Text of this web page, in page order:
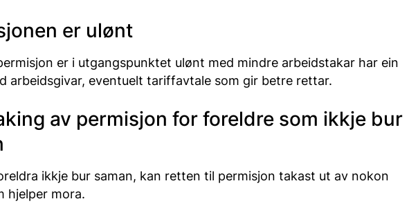
er ulønt
er i utgangspunktet ulønt med mindre arbeidstakar har ein
arbeidsgivar, eventuelt tariffavtale som gir betre rettar.
av permisjon for foreldre som ikkje bur
ikkje bur saman, kan retten til permisjon takast ut av nokon
hjelper mora.